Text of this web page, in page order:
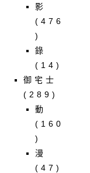
影
(476
)
錄
(14)
御宅士
(289)
動
(160
)
漫
(47)